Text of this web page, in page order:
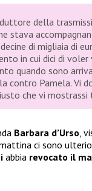
della
stava
di migliaia di
in cui dici di voler
quando sono
contro Pamela. Vi
che vi
Barbara d’Urso,
ci sono
abbia revocato il